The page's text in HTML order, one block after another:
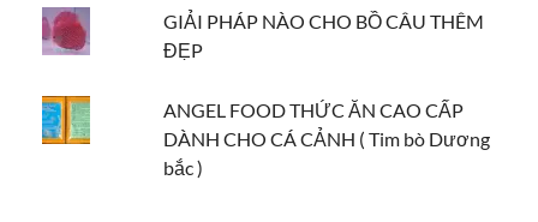
GIẢI PHÁP NÀO CHO BỒ CÂU THÊM
ĐẸP
ANGEL FOOD THỨC ĂN CAO CẤP
DÀNH CHO CÁ CẢNH ( Tim bò Dương
bắc )